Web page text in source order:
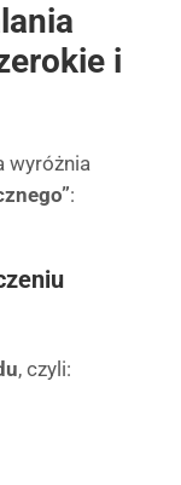
i
wyróżnia
:
, czyli: